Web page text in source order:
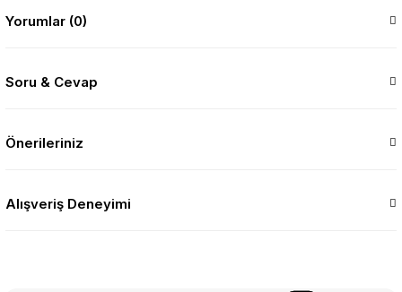
Yorumlar (0)
Soru & Cevap
Önerileriniz
Alışveriş Deneyimi